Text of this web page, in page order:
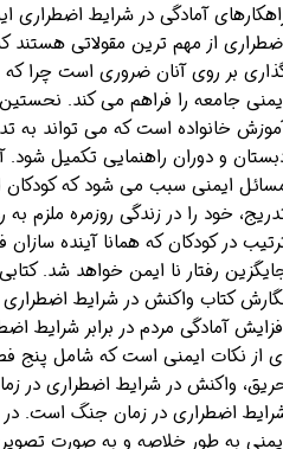
آمادگی در شرایط اضطراری
از مهم ترین مقولاتی هستند
بر روی آنان ضروری است چرا که
جامعه را فراهم می کند.
خانواده است که می تواند به
و دوران راهنمایی تکمیل شود.
ایمنی سبب می شود که کودکان
خود را در زندگی روزمره ملزم
در کودکان که همانا آینده
رفتار نا ایمن خواهد شد.
کتاب واکنش در شرایط
آمادگی مردم در برابر شرایط
از نکات ایمنی است که شامل پنج
واکنش در شرایط اضطراری در
اضطراری در زمان جنگ است.
به طور خلاصه و به صورت